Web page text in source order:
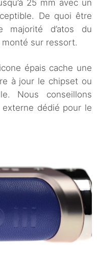
25 mm avec un
De quoi être
majorité d’atos du
sur ressort.
épais cache une
à jour le chipset ou
Nous conseillons
externe dédié pour le